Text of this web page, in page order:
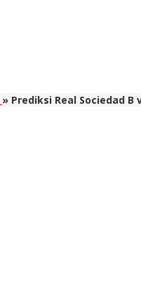
» Prediksi Real Sociedad B